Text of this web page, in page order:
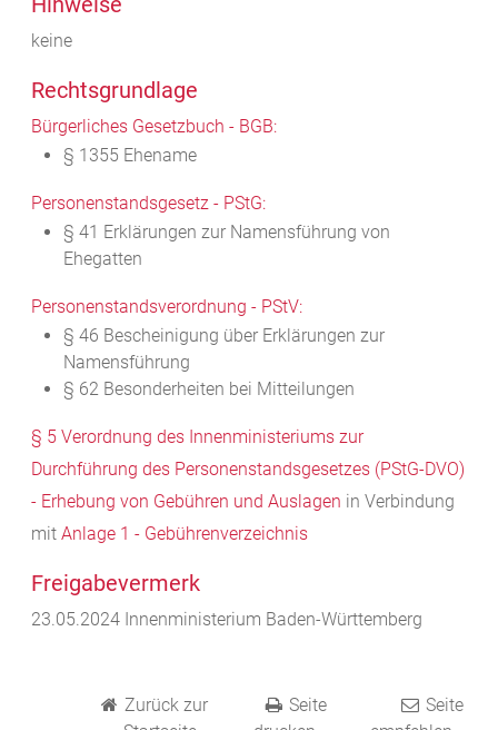
keine
Rechtsgrundlage
Bürgerliches Gesetzbuch - BGB:
§ 1355 Ehename
Personenstandsgesetz - PStG:
§ 41 Erklärungen zur Namensführung von
Ehegatten
Personenstandsverordnung - PStV:
§ 46 Bescheinigung über Erklärungen zur
Namensführung
§ 62 Besonderheiten bei Mitteilungen
§ 5 Verordnung des Innenministeriums zur
Durchführung des Personenstandsgesetzes (PStG-DVO)
- Erhebung von Gebühren und Auslagen in Verbindung
mit Anlage 1 - Gebührenverzeichnis
Freigabevermerk
23.05.2024 Innenministerium Baden-Württemberg
Zurück zur
Seite
Seite